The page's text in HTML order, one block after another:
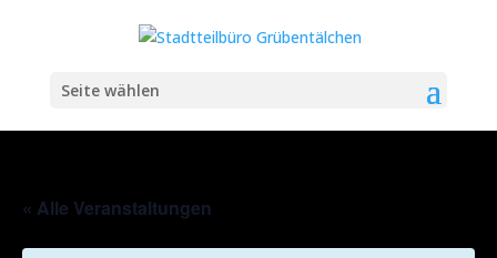
Seite wählen
« Alle Veranstaltungen